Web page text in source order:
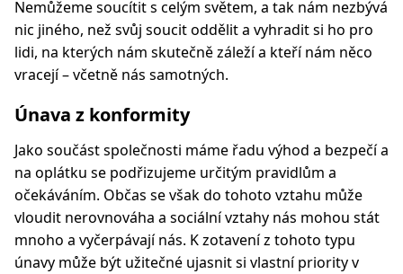
Nemůžeme soucítit s celým světem, a tak nám nezbývá
nic jiného, ​​než svůj soucit oddělit a vyhradit si ho pro
lidi, na kterých nám skutečně záleží a kteří nám něco
vracejí – včetně nás samotných.
Únava z konformity
Jako součást společnosti máme řadu výhod a bezpečí a
na oplátku se podřizujeme určitým pravidlům a
očekáváním. Občas se však do tohoto vztahu může
vloudit nerovnováha a sociální vztahy nás mohou stát
mnoho a vyčerpávají nás. K zotavení z tohoto typu
únavy může být užitečné ujasnit si vlastní priority v